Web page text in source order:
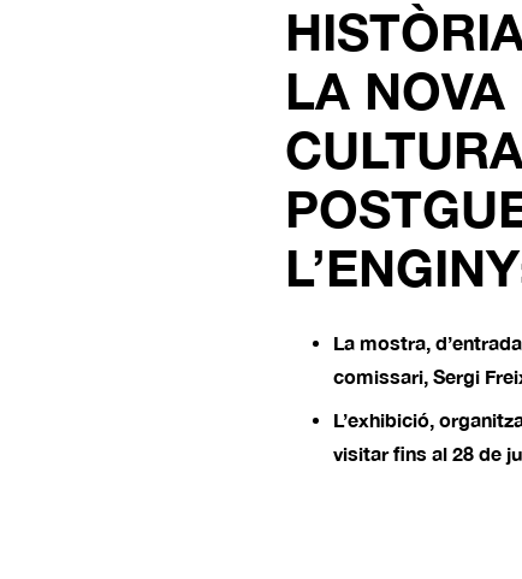
LA NOVA
La mostra,
comissari, Sergi
L’exhibició,
visitar fins al 28 de